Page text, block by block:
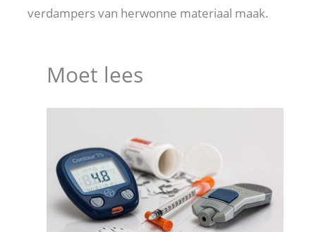
verdampers van herwonne materiaal maak.
Moet lees